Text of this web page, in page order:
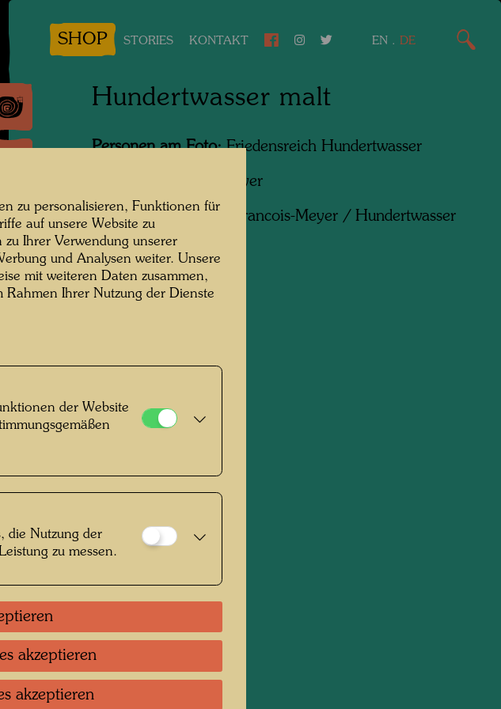
SHOP STORIES KONTAKT EN . DE
Hundertwasser malt
Personen am Foto:Friedensreich Hundertwasser
Francois Meyer
Copyright:
Nachlass Francois-Meyer / Hundertwasser
Archiv
zu personalisieren, Funktionen für
auf unsere Website zu
Ihrer Verwendung unserer
und Analysen weiter. Unsere
mit weiteren Daten zusammen,
Ihrer Nutzung der Dienste
der Website
die Nutzung der
zu messen.
akzeptieren
akzeptieren